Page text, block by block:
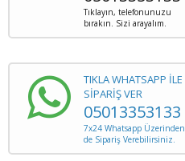
Tıklayın, telefonunuzu
bırakın. Sizi arayalım.
TIKLA WHATSAPP İLE
SİPARİŞ VER
05013353133
7x24 Whatsapp Üzerinden
de Sipariş Verebilirsiniz.